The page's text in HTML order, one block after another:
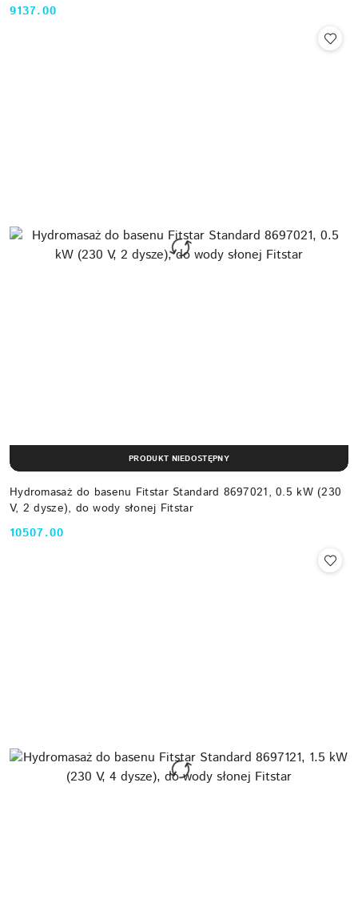
Cena:
9137.00
Hydromasaż do basenu Fitstar Standard 8697021, 0.5 kW (230
V, 2 dysze), do wody słonej Fitstar
Cena:
10507.00
PRODUKT NIEDOSTĘPNY